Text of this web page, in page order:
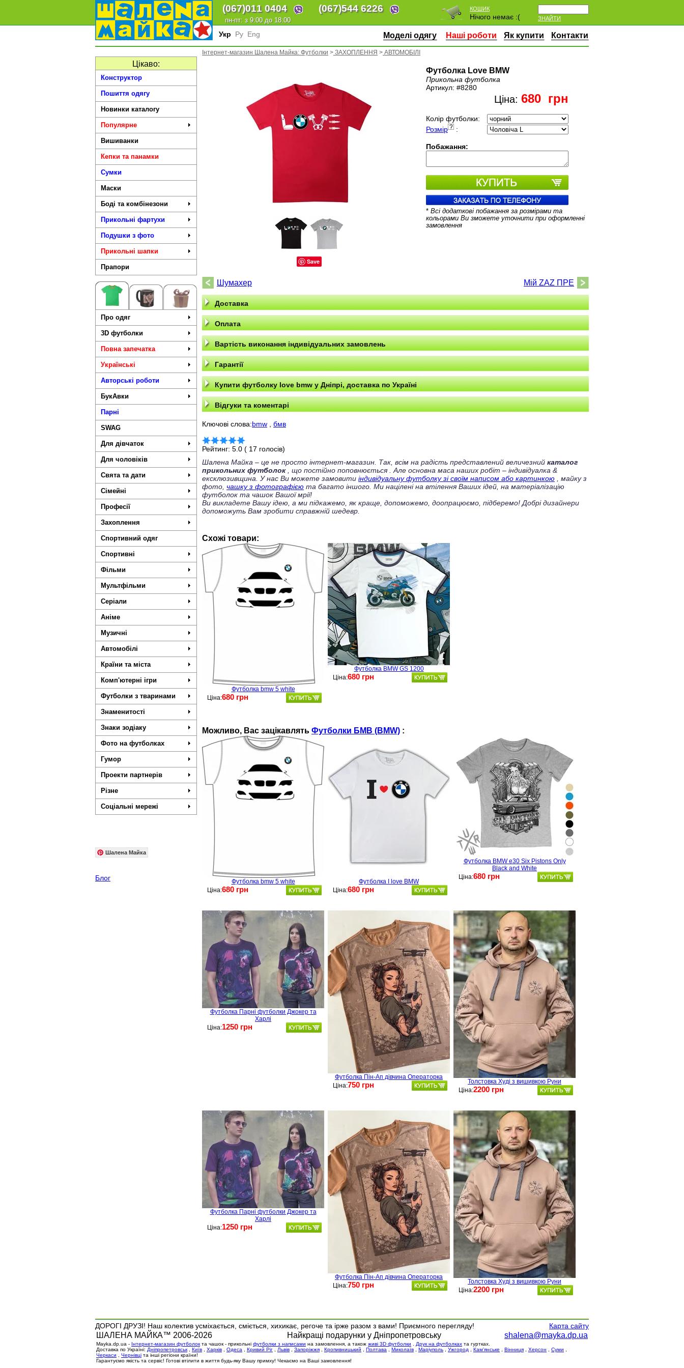
(067)011 0404 (067)544 6226
пн-пт: з 9:00 до 18:00 ЗНАЙТИ
КОШИК
Нічого немає :(
Укр Ру Eng Моделі одягу Наші роботи Як купити Контакти
Цікаво:
Конструктор
Пошиття одягу
Новинки каталогу
Популярне
Вишиванки
Кепки та панамки
Сумки
Маски
Боді та комбінезони
Прикольні фартухи
Подушки з фото
Прикольні шапки
Прапори
Про одяг
3D футболки
Повна запечатка
Українські
Авторські роботи
БукАвки
Парні
SWAG
Для дівчаток
Для чоловіків
Свята та дати
Сімейні
Професії
Захоплення
Спортивний одяг
Спортивні
Фільми
Мультфільми
Серіали
Аніме
Музичні
Автомобілі
Країни та міста
Комп'ютерні ігри
Футболки з тваринами
Знаменитості
Знаки зодіаку
Фото на футболках
Гумор
Проекти партнерів
Різне
Соціальні мережі
Шалена Майка
Блог
Інтернет-магазин Шалена Майка: Футболки > ЗАХОПЛЕННЯ > АВТОМОБІЛІ
Save
Футболка Love BMW
Прикольна футболка
Артикул: #8280
Ціна: 680 грн
Колір футболки:
Розмір
:
Побажання:
* Всі додаткові побажання за розмірами та
кольорами Ви зможете уточнити при оформленні
замовлення
Шумахер Мій ZAZ ПРЕ
Доставка
Оплата
Вартість виконання індивідуальних замовлень
Гарантії
Купити футболку love bmw у Дніпрі, доставка по Україні
Відгуки та коментарі
Ключові слова:bmw бмв
Рейтинг: 5.0 ( 17 голосів)
Шалена Майка – це не просто інтернет-магазин. Так, всім на радість представлений величезний каталог
прикольних футболок, що постійно поповнюється
. Але основна маса наших робіт – індивідуалка &
ексклюзивщина. У нас Ви можете замовити індивідуальну футболку зі своїм написом або картинкою , майку з
фото, чашку з фотографією та багато іншого. Ми націлені на втілення Ваших ідей, на матеріалізацію
футболок та чашок Вашої мрії!
Ви викладете Вашу ідею, а ми підкажемо, як краще, допоможемо, доопрацюємо, підберемо! Добрі дизайнери
допоможуть Вам зробити справжній шедевр.
Схожі товари:
Футболка bmw 5 white
Ціна:680 грн
Футболка BMW GS 1200
Ціна:680 грн
Можливо, Ваc зацікавлять Футболки БМВ (BMW) :
Футболка bmw 5 white
Ціна:680 грн
Футболка I love BMW
Ціна:680 грн
Футболка BMW e30 Six Pistons Only
Black and White
Ціна:680 грн
Футболка Парні футболки Джокер та
Харлі
Ціна:1250 грн
Футболка Пін-Ап дівчина Операторка
Ціна:750 грн
Толстовка Худі з вишивкою Руни
Ціна:2200 грн
Футболка Парні футболки Джокер та
Харлі
Ціна:1250 грн
Футболка Пін-Ап дівчина Операторка
Ціна:750 грн
Толстовка Худі з вишивкою Руни
Ціна:2200 грн
Карта сайту
ДОРОГІ ДРУЗІ! Наш колектив усміхається, сміється, хихикає, регоче та ірже разом з вами! Приємного перегляду!
ШАЛЕНА МАЙКА™ 2006-2026 Найкращі подарунки у Дніпропетровську shalena@mayka.dp.ua
Mayka.dp.ua - Інтернет-магазин футболок та чашок - прикольні футболки з написами на замовлення, а також живі 3D футболки Друк на футболках та гуртках.
Доставка по Україні: Дніпропетровськ Київ Харків Одеса Кривий Ріг Львів Запоріжжя Кропивницький Полтава Миколаїв Маріуполь Ужгород Кам'янське Вінниця Херсон Суми
Черкаси
Чернівці та інші регіони країни!
Гарантуємо якість та сервіс! Готові втілити в життя будь-яку Вашу примху! Чекаємо на Ваші замовлення!